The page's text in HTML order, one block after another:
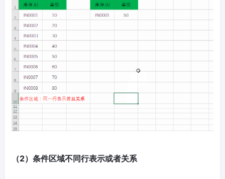
（2）条件区域不同行表示或者关系